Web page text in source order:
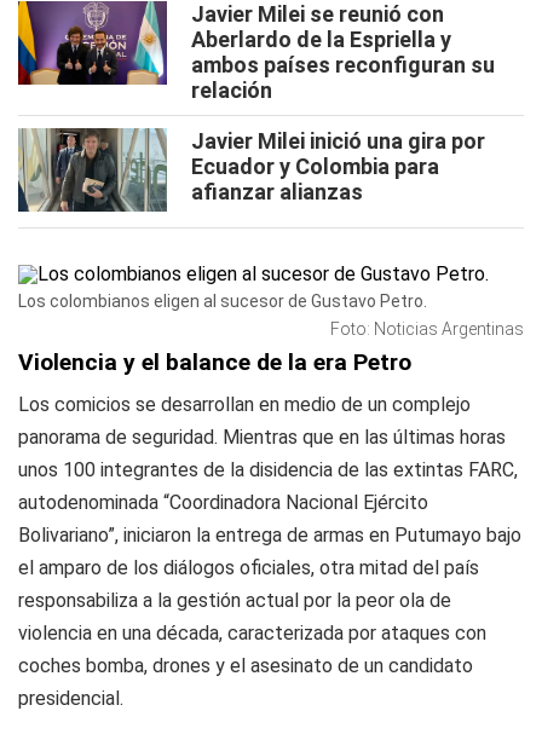
Javier Milei se reunió con
Aberlardo de la Espriella y
ambos países reconfiguran su
relación
Javier Milei inició una gira por
Ecuador y Colombia para
afianzar alianzas
Los colombianos eligen al sucesor de Gustavo Petro.
Foto: Noticias Argentinas
Violencia y el balance de la era Petro
Los comicios se desarrollan en medio de un complejo
panorama de seguridad. Mientras que en las últimas horas
unos 100 integrantes de la disidencia de las extintas FARC,
autodenominada “Coordinadora Nacional Ejército
Bolivariano”, iniciaron la entrega de armas en Putumayo bajo
el amparo de los diálogos oficiales, otra mitad del país
responsabiliza a la gestión actual por la peor ola de
violencia en una década, caracterizada por ataques con
coches bomba, drones y el asesinato de un candidato
presidencial.